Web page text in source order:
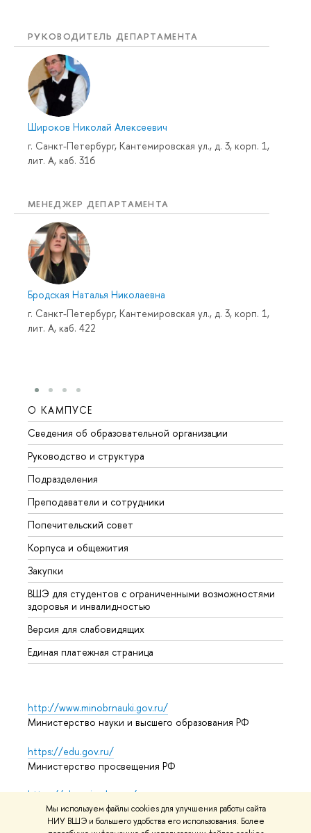
Мы используем файлы cookies для улучшения работы сайта
НИУ ВШЭ и большего удобства его использования. Более
РУКОВОДИТЕЛЬ ДЕПАРТАМЕНТА
Широков Николай Алексеевич
г. Санкт-Петербург, Кантемировская ул., д. 3, корп. 1,
лит. А, каб. 316
МЕНЕДЖЕР ДЕПАРТАМЕНТА
Бродская Наталья Николаевна
г. Санкт-Петербург, Кантемировская ул., д. 3, корп. 1,
лит. А, каб. 422
О КАМПУСЕ
Сведения об образовательной организации
Руководство и структура
Подразделения
Преподаватели и сотрудники
Попечительский совет
Корпуса и общежития
Закупки
ВШЭ для студентов с ограниченными возможностями
здоровья и инвалидностью
Версия для слабовидящих
Единая платежная страница
http://www.minobrnauki.gov.ru/
Министерство науки и высшего образования РФ
https://edu.gov.ru/
Министерство просвещения РФ
https://elearning.hse.ru/mooc
Массовые открытые онлайн-курсы